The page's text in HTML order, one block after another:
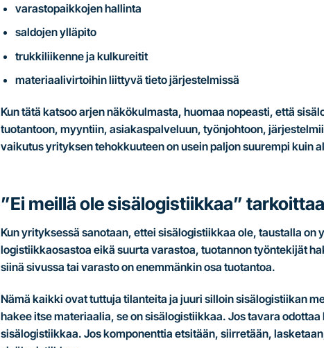
varastopaikkojen hallinta
saldojen ylläpito
trukkiliikenne ja kulkureitit
materiaalivirtoihin liittyvä tieto järjestelmissä
Kun tätä katsoo arjen näkökulmasta, huomaa nopeasti, että
tuotantoon, myyntiin, asiakaspalveluun, työnjohtoon,
vaikutus yrityksen tehokkuuteen on usein paljon suurempi kuin
”Ei meillä ole sisälogistiikkaa”
Kun yrityksessä sanotaan, ettei sisälogistiikkaa ole, taustalla
logistiikkaosastoa eikä suurta varastoa, tuotannon työntekijät
siinä sivussa tai varasto on enemmänkin osa tuotantoa.
Nämä kaikki ovat tuttuja tilanteita ja juuri silloin sisälogistiikan
hakee itse materiaalia, se on sisälogistiikkaa. Jos tavara
sisälogistiikkaa. Jos komponenttia etsitään, siirretään,